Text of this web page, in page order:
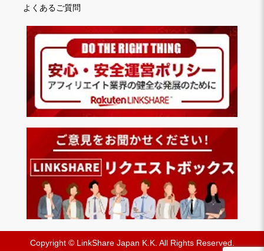
よくあるご質問
Copyright © LinkShare Japan K.K. All Rights Reserved.